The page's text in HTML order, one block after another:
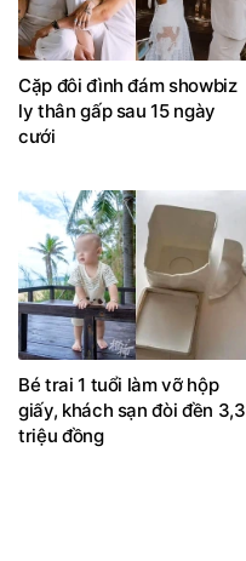
Cặp đôi đình đám showbiz
ly thân gấp sau 15 ngày
cưới
Bé trai 1 tuổi làm vỡ hộp
giấy, khách sạn đòi đền 3,3
triệu đồng